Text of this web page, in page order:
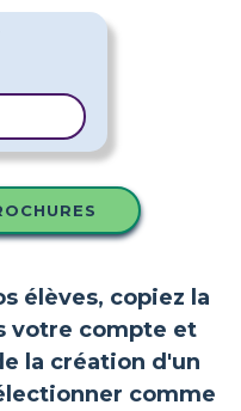
élèves, copiez la
votre compte et
la création d'un
comme